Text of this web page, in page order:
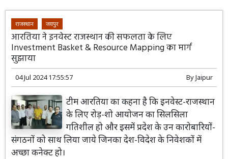
राजस्थान जयपुर
आरतिया ने इनवेस्ट राजस्थान की सफलता के लिए
Investment Basket & Resource Mapping का मार्ग
सुझाया
04 Jul 2024 17:55:57 ByJaipur
टीम आरतिया का कहना है कि इनवेस्ट-राजस्थान
के लिए रोड़-शो आयोजन का सिलसिला
गतिशील हो और इसमें प्रदेश के उन कारोबारियों-
संगठनों को साथ लिया जाये जिनका देश-विदेश के निवेशकों में
अच्छा कनेक्ट हो।